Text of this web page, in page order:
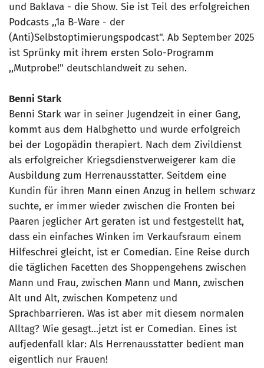
und Baklava - die Show. Sie ist Teil des erfolgreichen
Podcasts ,,1a B-Ware - der
(Anti)Selbstoptimierungspodcast". Ab September 2025
ist Sprünky mit ihrem ersten Solo-Programm
,,Mutprobe!" deutschlandweit zu sehen.
Benni Stark
Benni Stark war in seiner Jugendzeit in einer Gang,
kommt aus dem Halbghetto und wurde erfolgreich
bei der Logopädin therapiert. Nach dem Zivildienst
als erfolgreicher Kriegsdienstverweigerer kam die
Ausbildung zum Herrenausstatter. Seitdem eine
Kundin für ihren Mann einen Anzug in hellem schwarz
suchte, er immer wieder zwischen die Fronten bei
Paaren jeglicher Art geraten ist und festgestellt hat,
dass ein einfaches Winken im Verkaufsraum einem
Hilfeschrei gleicht, ist er Comedian. Eine Reise durch
die täglichen Facetten des Shoppengehens zwischen
Mann und Frau, zwischen Mann und Mann, zwischen
Alt und Alt, zwischen Kompetenz und
Sprachbarrieren. Was ist aber mit diesem normalen
Alltag? Wie gesagt...jetzt ist er Comedian. Eines ist
aufjedenfall klar: Als Herrenausstatter bedient man
eigentlich nur Frauen!